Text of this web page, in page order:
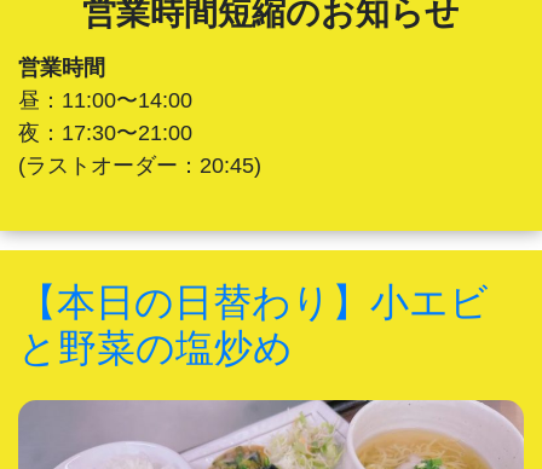
営業時間短縮のお知らせ
営業時間
昼：11:00〜14:00
夜：17:30〜21:00
(ラストオーダー：20:45)
【本日の日替わり】小エビ
と野菜の塩炒め